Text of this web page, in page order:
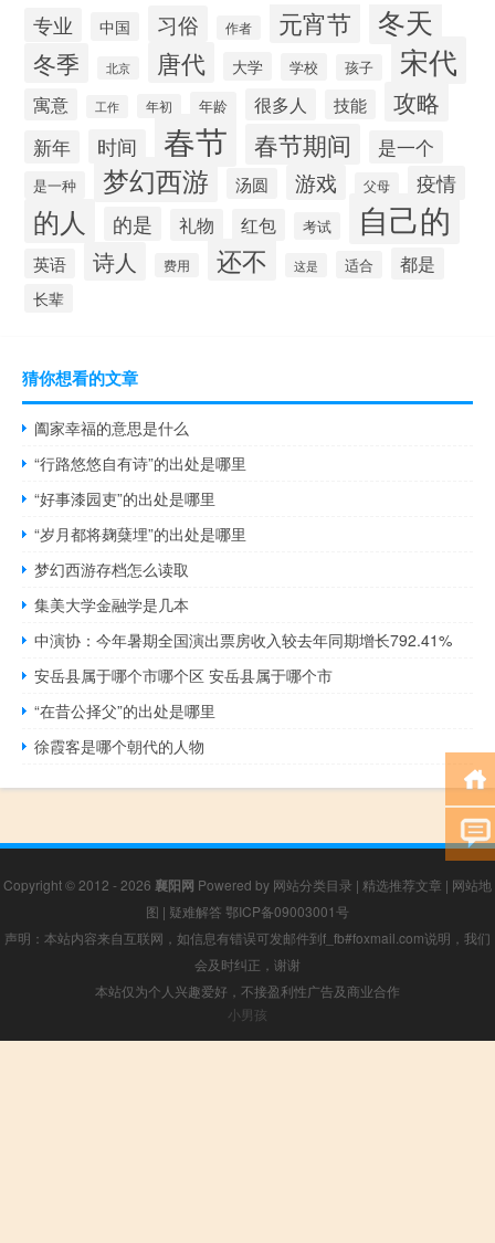
专业 中国 习俗 作者 元宵节 冬天
冬季 北京 唐代 大学 学校 孩子 宋代
寓意 工作 年初 年龄 很多人 技能 攻略
新年 时间 春节 春节期间 是一个
是一种 梦幻西游 汤圆 游戏 父母 疫情
的人 的是 礼物 红包 考试 自己的
英语 诗人 费用 还不 这是 适合 都是
长辈
猜你想看的文章
阖家幸福的意思是什么
“行路悠悠自有诗”的出处是哪里
“好事漆园吏”的出处是哪里
“岁月都将麹蘖埋”的出处是哪里
梦幻西游存档怎么读取
集美大学金融学是几本
中演协：今年暑期全国演出票房收入较去年同期增长792.41%
安岳县属于哪个市哪个区 安岳县属于哪个市
“在昔公择父”的出处是哪里
徐霞客是哪个朝代的人物
Copyright © 2012 - 2026 襄阳网 Powered by 网站分类目录 | 精选推荐文章 | 网站地
图 | 疑难解答 鄂ICP备09003001号
声明：本站内容来自互联网，如信息有错误可发邮件到f_fb#foxmail.com说明，我们
会及时纠正，谢谢
本站仅为个人兴趣爱好，不接盈利性广告及商业合作
小男孩